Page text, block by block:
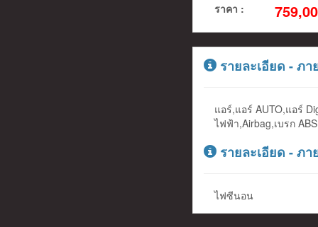
ราคา :
รายละเอียด - ภา
แอร์,แอร์ AUTO,แอร์
ไฟฟ้า,Airbag,เบรก
รายละเอียด - ภ
ไฟซีนอน